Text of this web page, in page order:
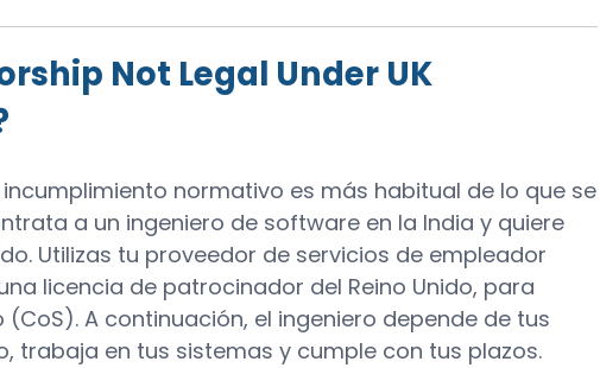
Not Legal Under UK
normativo es más habitual de lo que se
a un ingeniero de software en la India y quiere
Utilizas tu proveedor de servicios de empleador
licencia de patrocinador del Reino Unido, para
A continuación, el ingeniero depende de tus
trabaja en tus sistemas y cumple con tus plazos.